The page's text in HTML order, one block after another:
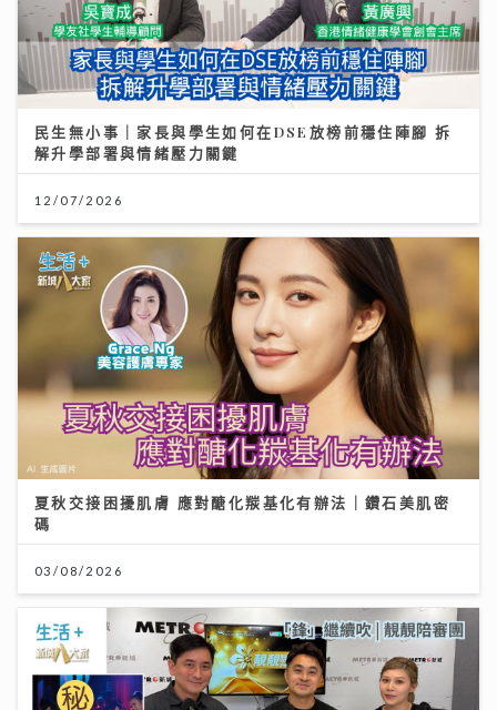
民生無小事｜家長與學生如何在DSE放榜前穩住陣腳 拆
解升學部署與情緒壓力關鍵
12/07/2026
夏秋交接困擾肌膚 應對醣化羰基化有辦法｜鑽石美肌密
碼
03/08/2026